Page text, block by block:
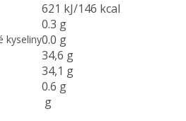
621 kJ/146 kcal
0.3 g
kyseliny0.0 g
34,6 g
34,1 g
0.6 g
g